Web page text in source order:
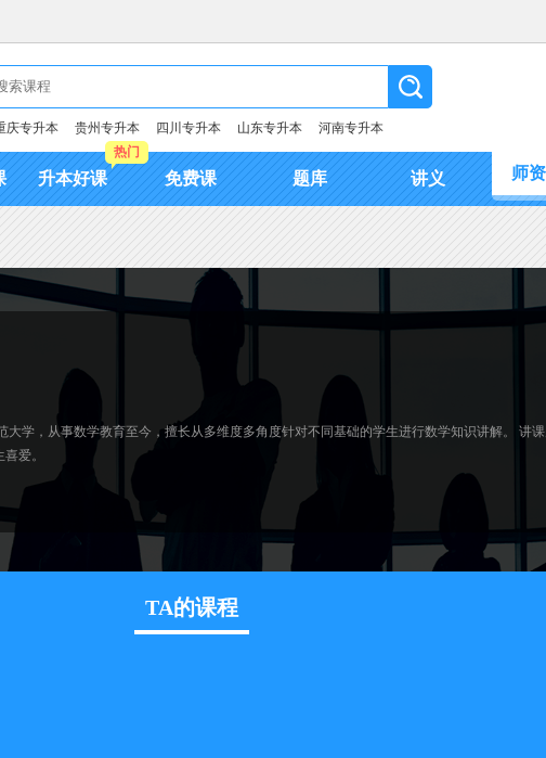
庆专升本 贵州专升本 四川专升本 山东专升本 河南专升本
升本好课
热门
免费课 题库 讲义 师
大学，从事数学教育至今，擅长从多维度多角度针对不同基础的学生进行数学知识讲解。 讲
爱。
TA的课程